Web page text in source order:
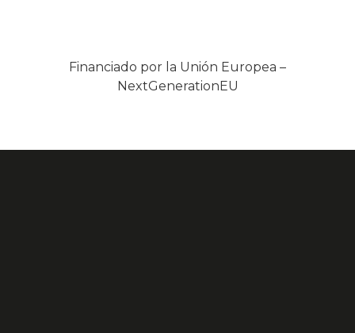
Financiado por la Unión Europea –
NextGenerationEU